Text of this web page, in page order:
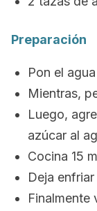
Preparación
Pon el
Mientras,
Luego,
azúcar al
Cocina 15
Deja
Finalmente